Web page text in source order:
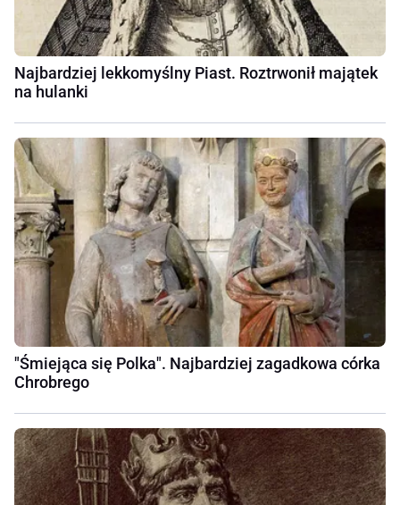
Najbardziej lekkomyślny Piast. Roztrwonił majątek
na hulanki
"Śmiejąca się Polka". Najbardziej zagadkowa córka
Chrobrego